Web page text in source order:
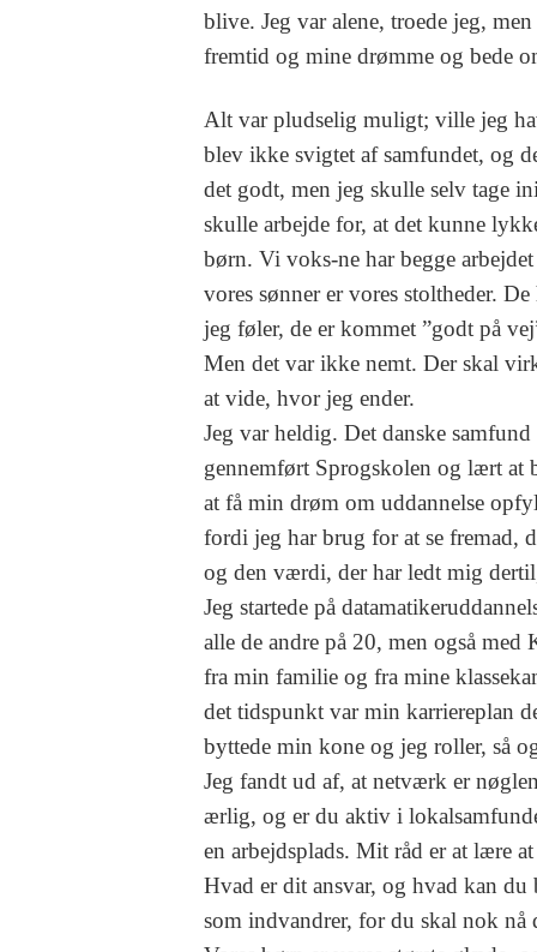
blive. Jeg var alene, troede jeg,
fremtid og mine drømme og bede
Alt var pludselig muligt; ville jeg
blev ikke svigtet af samfundet, og
det godt, men jeg skulle selv tage
skulle arbejde for, at det kunne
børn. Vi voks-ne har begge
vores sønner er vores stoltheder.
jeg føler, de er kommet ”godt på
Men det var ikke nemt. Der skal
at vide, hvor jeg ender.
Jeg var heldig. Det danske
gennemført Sprogskolen og lært at
at få min drøm om uddannelse
fordi jeg har brug for at se fremad,
og den værdi, der har ledt mig
Jeg startede på
alle de andre på 20, men også
fra min familie og fra mine
det tidspunkt var min karriereplan
byttede min kone og jeg roller, så
Jeg fandt ud af, at netværk er
ærlig, og er du aktiv i
en arbejdsplads. Mit råd er at lære
Hvad er dit ansvar, og hvad kan
som indvandrer, for du skal nok nå